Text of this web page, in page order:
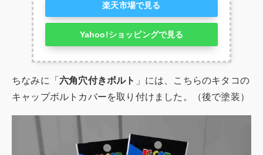
楽天市場で見る
Yahoo!ショッピングで見る
ちなみに「 六角穴付きボルト 」には、こちらのキタコの
キャップボルトカバーを取り付けました。（後で塗装）